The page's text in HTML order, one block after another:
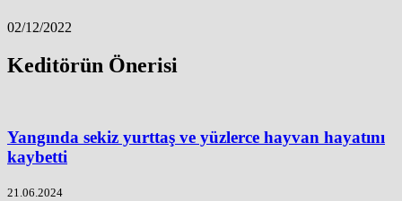
02/12/2022
Keditörün Önerisi
Yangında sekiz yurttaş ve yüzlerce hayvan hayatını
kaybetti
21.06.2024